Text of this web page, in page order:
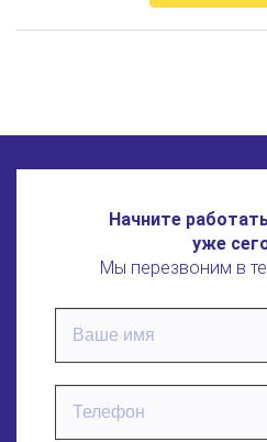
Начните
уже
Мы перезвоним в